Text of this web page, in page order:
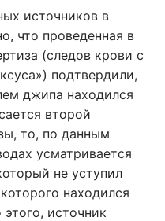
источников в
что проведенная в
(следов крови с
подтвердили,
джипа находился
второй
то, по данным
усматривается
не уступил
находился
источник